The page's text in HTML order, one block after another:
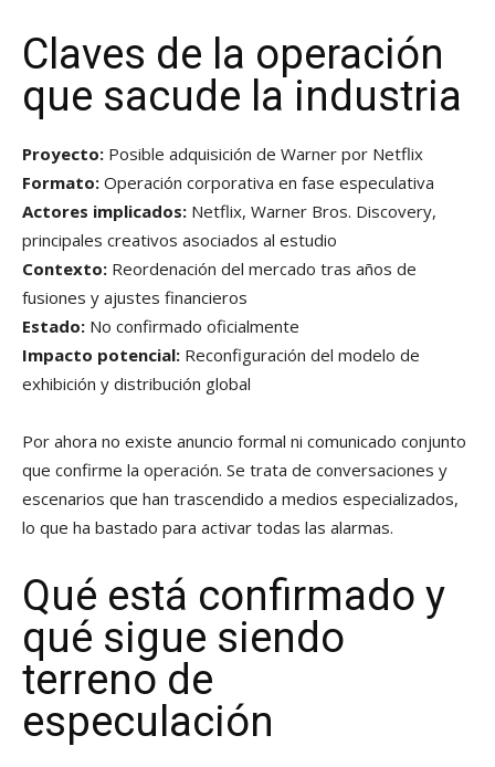
Claves de la operación
que sacude la industria
Proyecto: Posible adquisición de Warner por Netflix
Formato: Operación corporativa en fase especulativa
Actores implicados: Netflix, Warner Bros. Discovery,
principales creativos asociados al estudio
Contexto: Reordenación del mercado tras años de
fusiones y ajustes financieros
Estado: No confirmado oficialmente
Impacto potencial: Reconfiguración del modelo de
exhibición y distribución global
Por ahora no existe anuncio formal ni comunicado conjunto
que confirme la operación. Se trata de conversaciones y
escenarios que han trascendido a medios especializados,
lo que ha bastado para activar todas las alarmas.
Qué está confirmado y
qué sigue siendo
terreno de
especulación